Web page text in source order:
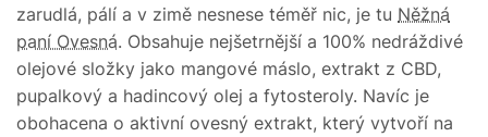
zarudlá, pálí a v zimě nesnese téměř nic, je tu Něžná
paní Ovesná. Obsahuje nejšetrnější a 100% nedráždivé
olejové složky jako mangové máslo, extrakt z CBD,
pupalkový a hadincový olej a fytosteroly. Navíc je
obohacena o aktivní ovesný extrakt, který vytvoří na